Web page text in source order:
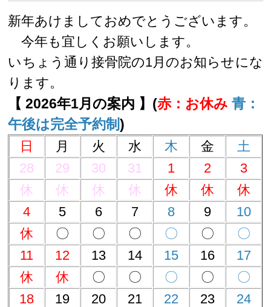
新年あけましておめでとうございます。
今年も宜しくお願いします。
いちょう通り接骨院の1月のお知らせにな
ります。
【 2026年1月の案内 】(赤：お休み青：
午後は完全予約制)
日 月 火 水 木 金
土
28
29 30 31 1 2
3
休
休 休 休 休 休
休
4
5 6 7 8 9
10
休
〇 〇 〇 〇 〇
〇
11
12 13 14 15 16
17
休
休 〇 〇 〇 〇
〇
18
19 20 21 22 23
24